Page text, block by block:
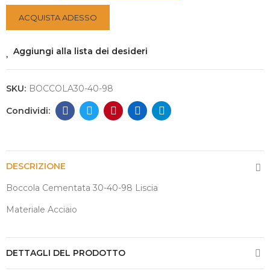
ACQUISTA ADESSO
Aggiungi alla lista dei desideri
SKU: BOCCOLA30-40-98
DESCRIZIONE
Boccola Cementata 30-40-98 Liscia
Materiale Acciaio
DETTAGLI DEL PRODOTTO